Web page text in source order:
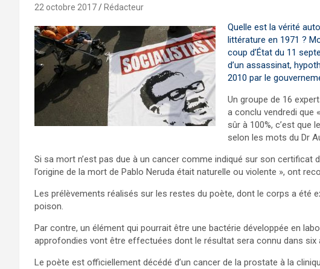
22 octobre 2017 Rédacteur
Quelle est la vérité
littérature en 1971 ?
coup d’État du 11
d’un assassinat,
2010 par le
Un groupe de 16
a conclu vendredi que
sûr à 100%, c’est que
selon les mots du Dr
Si sa mort n’est pas due à un cancer comme indiqué sur son certificat
l’origine de la mort de Pablo Neruda était naturelle ou violente », ont
Les prélèvements réalisés sur les restes du poète, dont le corps a été
poison.
Par contre, un élément qui pourrait être une bactérie développée en
approfondies vont être effectuées dont le résultat sera connu dans six
Le poète est officiellement décédé d’un cancer de la prostate à la